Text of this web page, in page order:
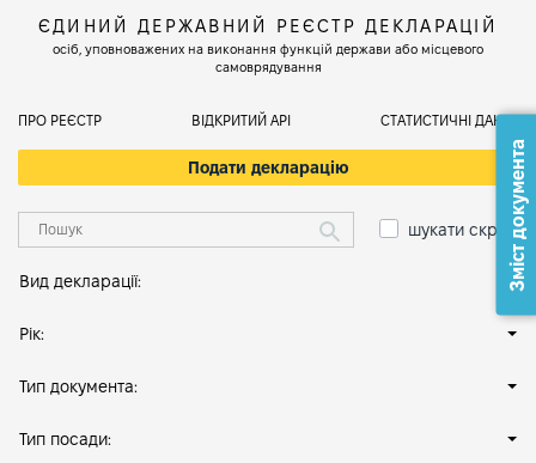
ЄДИНИЙ ДЕРЖАВНИЙ РЕЄСТР ДЕКЛАРАЦІЙ
осіб, уповноважених на виконання функцій держави або місцевого
самоврядування
ПРО РЕЄСТР ВІДКРИТИЙ АРІ СТАТИСТИЧНІ ДАНІ
Подати декларацію
шукати скрізь
Вид декларації:
Рік:
Тип документа:
Тип посади:
Зміст документа